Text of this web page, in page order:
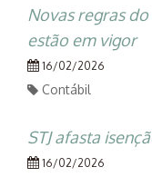
Novas regras
estão em vigor
16/02/2026
Contábil
STJ afasta
16/02/2026